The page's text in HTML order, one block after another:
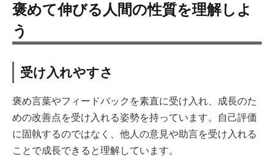
褒めて伸びる人間の性質を理解しよ
う
受け入れやすさ
褒め言葉やフィードバックを素直に受け入れ、成長のた
めの改善点を受け入れる姿勢を持っています。自己評価
に固執するのではなく、他人の意見や助言を受け入れる
ことで成長できると理解しています。